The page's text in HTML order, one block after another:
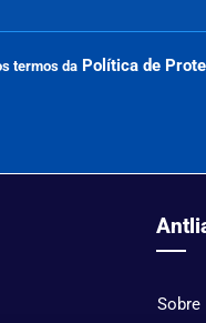
termos da Política de
Sobre